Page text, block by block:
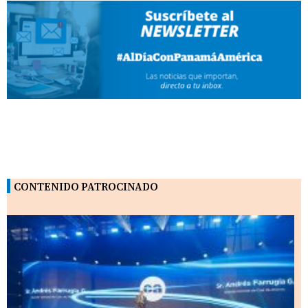
CONTENIDO PATROCINADO